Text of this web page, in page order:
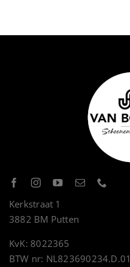
Kerkstraat 1
3882 BM Putten
KvK: 8022365
BTW nr: NL823690234.D.01